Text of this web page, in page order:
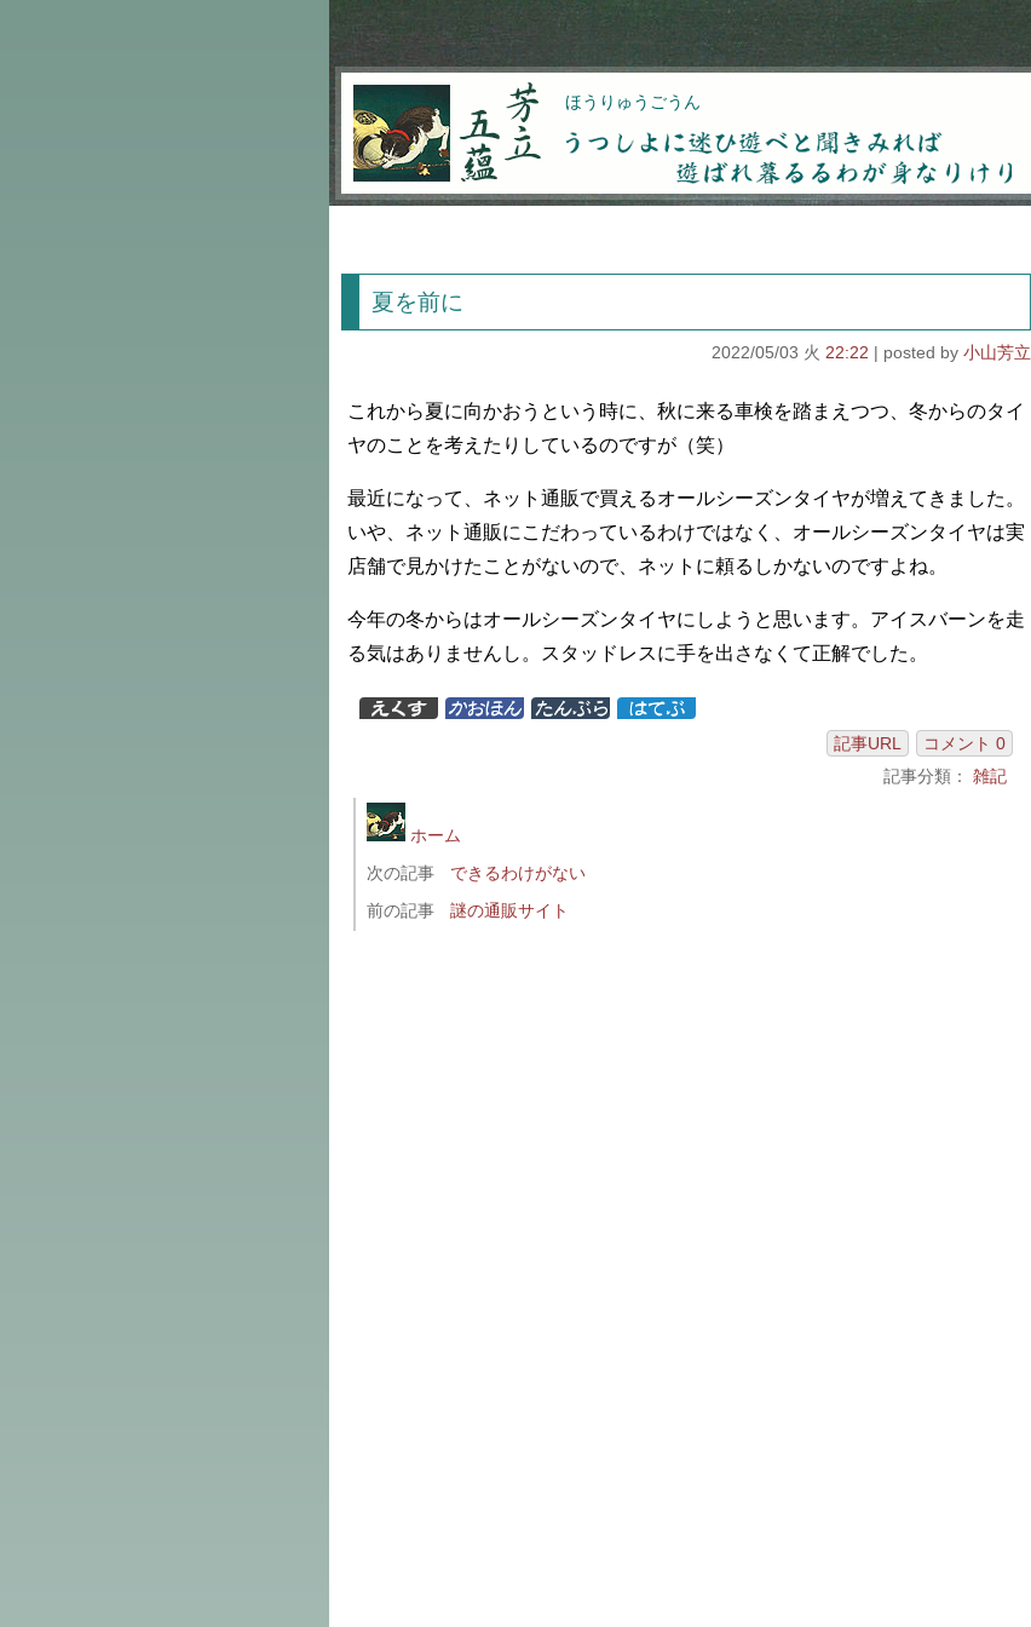
芳立五蘊 ほうりゅうごうん
うつしよに迷ひ遊べと聞きみれば遊ばれ暮るるわが
夏を前に
2022/05/03 火 22:22 小山芳立
これから夏に向かおうという時に、秋に来る車検を踏まえつつ、冬からのタイ
ヤのことを考えたりしているのですが（笑）
最近になって、ネット通販で買えるオールシーズンタイヤが増えてきました。
いや、ネット通販にこだわっているわけではなく、オールシーズンタイヤは実
店舗で見かけたことがないので、ネットに頼るしかないのですよね。
今年の冬からはオールシーズンタイヤにしようと思います。アイスバーンを走
る気はありませんし。スタッドレスに手を出さなくて正解でした。
記事URL
コメント 0
記事分類： 雑記
ホーム
次の記事
できるわけがない
前の記事
謎の通販サイト